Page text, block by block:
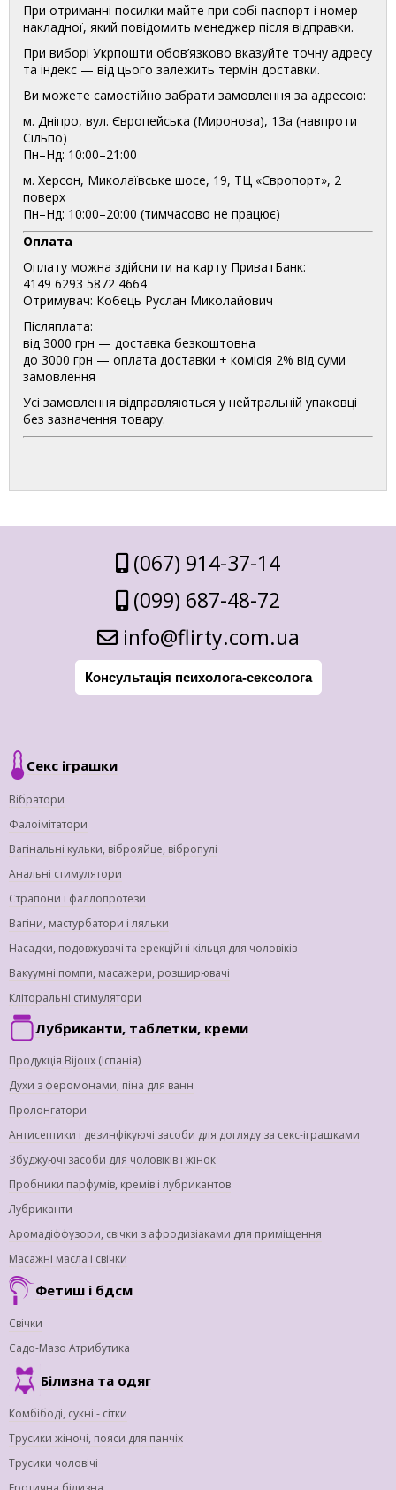
При отриманні посилки майте при собі паспорт і номер
накладної, який повідомить менеджер після відправки.
При виборі Укрпошти обов’язково вказуйте точну адресу
та індекс — від цього залежить термін доставки.
Ви можете самостійно забрати замовлення за адресою:
м. Дніпро, вул. Європейська (Миронова), 13а (навпроти
Сільпо)
Пн–Нд: 10:00–21:00
м. Херсон, Миколаївське шосе, 19, ТЦ «Європорт», 2
поверх
Пн–Нд: 10:00–20:00 (тимчасово не працює)
Оплата
Оплату можна здійснити на карту ПриватБанк:
4149 6293 5872 4664
Отримувач: Кобець Руслан Миколайович
Післяплата:
від 3000 грн — доставка безкоштовна
до 3000 грн — оплата доставки + комісія 2% від суми
замовлення
Усі замовлення відправляються у нейтральній упаковці
без зазначення товару.
(067) 914-37-14
(099) 687-48-72
info@flirty.com.ua
Консультація психолога-сексолога
Секс іграшки
Вібратори
Фалоімітатори
Вагінальні кульки, віброяйце, вібропулі
Анальні стимулятори
Страпони і фаллопротези
Вагіни, мастурбатори і ляльки
Насадки, подовжувачі та ерекційні кільця для чоловіків
Вакуумні помпи, масажери, розширювачі
Кліторальні стимулятори
Лубриканти, таблетки, креми
Продукція Bijoux (Іспанія)
Духи з феромонами, піна для ванн
Пролонгатори
Антисептики і дезинфікуючі засоби для догляду за секс-іграшками
Збуджуючі засоби для чоловіків і жінок
Пробники парфумів, кремів і лубрикантов
Лубриканти
Аромадіффузори, свічки з афродизіаками для приміщення
Масажні масла і свічки
Фетиш і бдсм
Свічки
Садо-Мазо Атрибутика
Білизна та одяг
Комбібоді, сукні - сітки
Трусики жіночі, пояси для панчіх
Трусики чоловічі